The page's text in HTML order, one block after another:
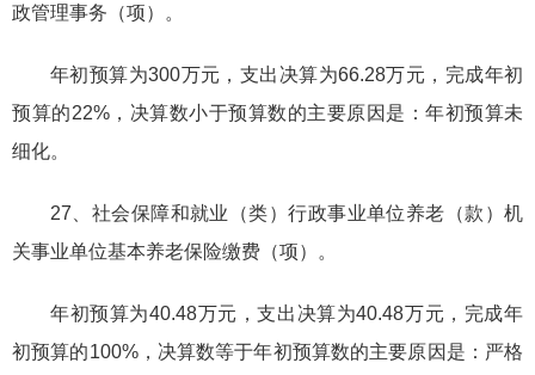
政管理事务（项）。
年初预算为300万元，支出决算为66.28万元，完成年初
预算的22%，决算数小于预算数的主要原因是：年初预算未
细化。
27、社会保障和就业（类）行政事业单位养老（款）机
关事业单位基本养老保险缴费（项）。
年初预算为40.48万元，支出决算为40.48万元，完成年
初预算的100%，决算数等于年初预算数的主要原因是：严格